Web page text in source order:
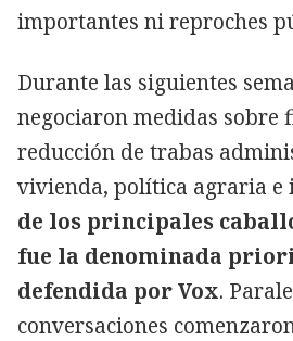
importantes ni reproches
Durante las siguientes
negociaron medidas sobre
reducción de trabas
vivienda, política agraria e
de los principales
fue la denominada
defendida por Vox.
conversaciones